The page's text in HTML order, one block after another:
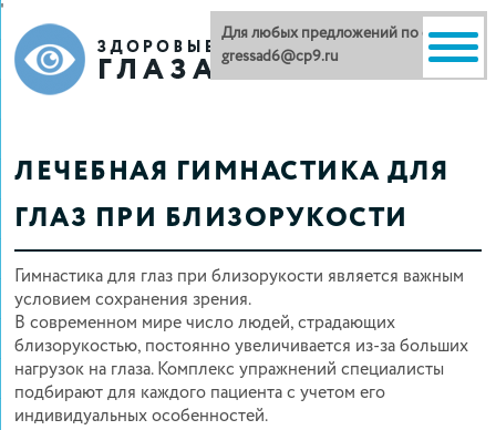
'
ЛЕЧЕБНАЯ ГИМНАСТИКА ДЛЯ
ГЛАЗ ПРИ БЛИЗОРУКОСТИ
Гимнастика для глаз при близорукости является важным
условием сохранения зрения.
В современном мире число людей, страдающих
близорукостью, постоянно увеличивается из-за больших
нагрузок на глаза. Комплекс упражнений специалисты
подбирают для каждого пациента с учетом его
индивидуальных особенностей.
Для любых предложений по сайту:
gressad6@cp9.ru